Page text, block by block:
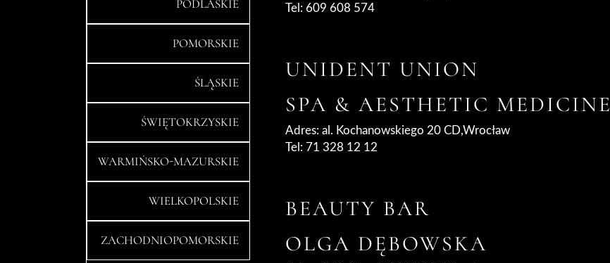
PODLASKIE
POMORSKIE
ŚLĄSKIE
ŚWIĘTOKRZYSKIE
WARMIŃSKO-MAZURSKIE
WIELKOPOLSKIE
ZACHODNIOPOMORSKIE
Tel: 609 608 574
UNIDENT UNION
SPA & AESTHETIC MEDICINE
Adres: al. Kochanowskiego 20 CD,Wrocław
Tel: 71 328 12 12
BEAUTY BAR
OLGA DĘBOWSKA